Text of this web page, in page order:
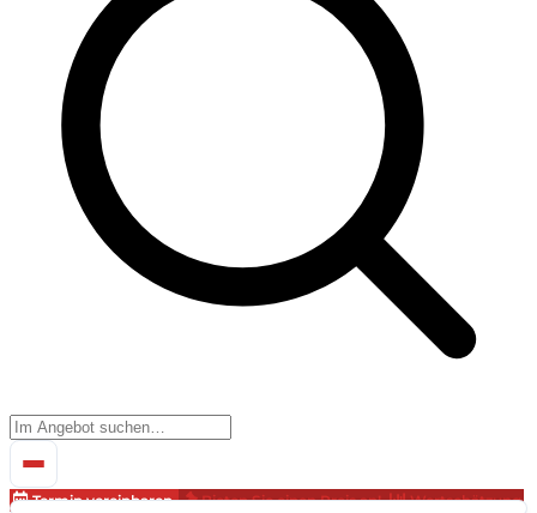
Termin vereinbaren Bieten Sie einen Preis an!
Wertschätzung